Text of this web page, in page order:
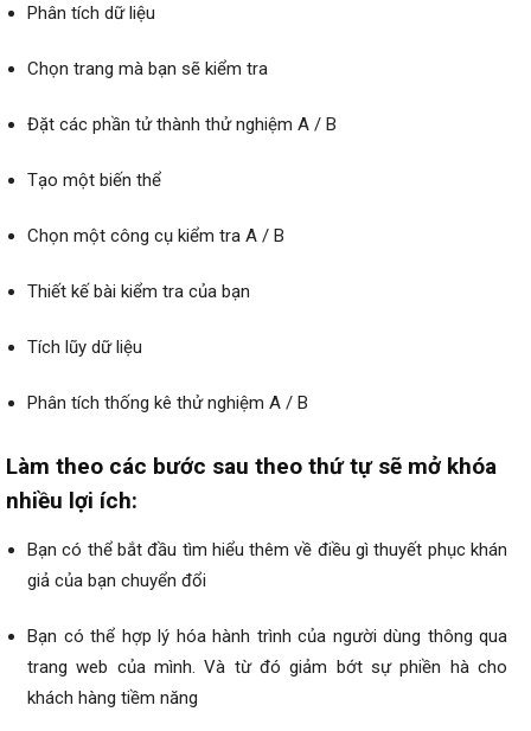
Phân tích dữ liệu
Chọn trang mà bạn sẽ kiểm tra
Đặt các phần tử thành thử nghiệm A / B
Tạo một biến thể
Chọn một công cụ kiểm tra A / B
Thiết kế bài kiểm tra của bạn
Tích lũy dữ liệu
Phân tích thống kê thử nghiệm A / B
Làm theo các bước sau theo thứ tự sẽ mở khóa
nhiều lợi ích:
Bạn có thể bắt đầu tìm hiểu thêm về điều gì thuyết phục khán
giả của bạn chuyển đổi
Bạn có thể hợp lý hóa hành trình của người dùng thông qua
trang web của mình. Và từ đó giảm bớt sự phiền hà cho
khách hàng tiềm năng